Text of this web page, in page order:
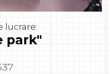
lucrare:
park"